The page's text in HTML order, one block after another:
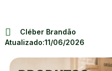
Cléber Brandão
Atualizado:11/06/2026